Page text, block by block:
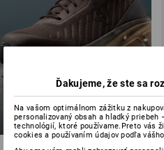
preskúmať
Ďakujeme, že ste sa
Na vašom optimálnom zážitku z
personalizovaný obsah a hladký
technológií, ktoré používame.Preto vás
cookies a používaním údajov podľa